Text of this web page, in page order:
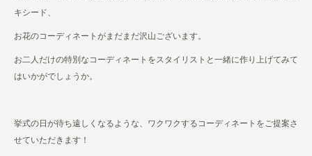
キシード、
お花のコーディネートがまだまだ沢山ございます。
お二人だけの特別なコーディネートをスタイリストと一緒に作り上げてみて
はいかがでしょうか。
挙式の日が待ち遠しくなるような、ワクワクするコーディネートをご提案さ
せていただきます！